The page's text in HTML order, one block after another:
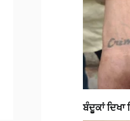
ਬੰਦੂਕਾਂ ਦਿਖਾ